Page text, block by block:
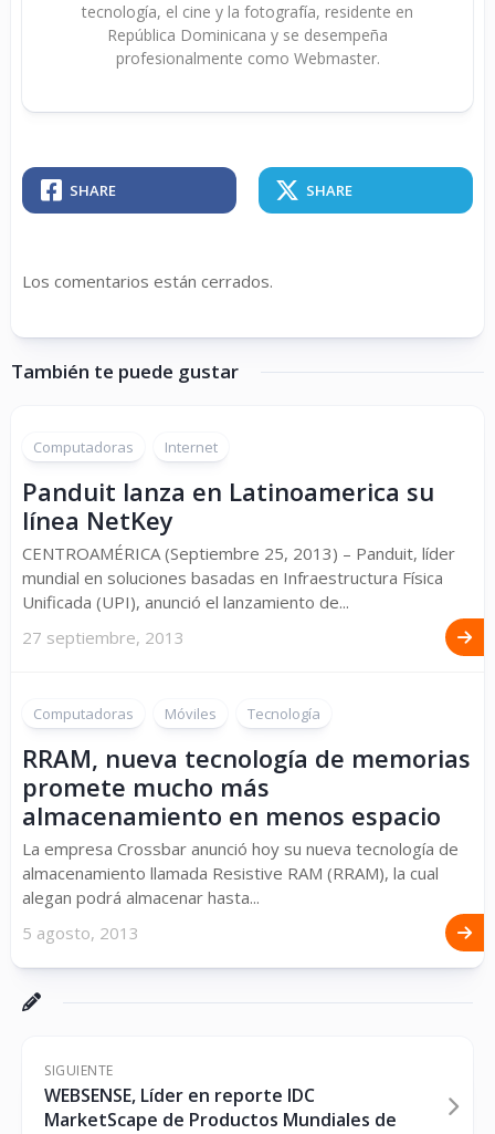
tecnología, el cine y la fotografía, residente en
República Dominicana y se desempeña
profesionalmente como Webmaster.
SHARE SHARE
Los comentarios están cerrados.
También te puede gustar
Computadoras Internet
Panduit lanza en Latinoamerica su
línea NetKey
CENTROAMÉRICA (Septiembre 25, 2013) – Panduit, líder
mundial en soluciones basadas en Infraestructura Física
Unificada (UPI), anunció el lanzamiento de...
27 septiembre, 2013
Computadoras Móviles Tecnología
RRAM, nueva tecnología de memorias
promete mucho más
almacenamiento en menos espacio
La empresa Crossbar anunció hoy su nueva tecnología de
almacenamiento llamada Resistive RAM (RRAM), la cual
alegan podrá almacenar hasta...
5 agosto, 2013
SIGUIENTE
WEBSENSE, Líder en reporte IDC
MarketScape de Productos Mundiales de